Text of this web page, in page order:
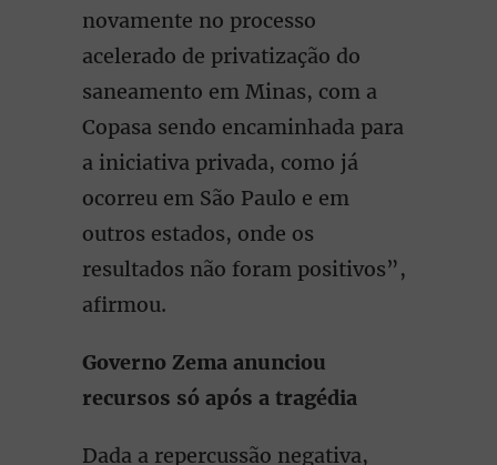
novamente no processo
acelerado de privatização do
saneamento em Minas, com a
Copasa sendo encaminhada para
a iniciativa privada, como já
ocorreu em São Paulo e em
outros estados, onde os
resultados não foram positivos”,
afirmou.
Governo Zema anunciou
recursos só após a tragédia
Dada a repercussão negativa,